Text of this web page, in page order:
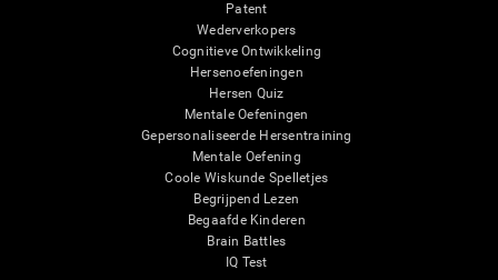
Patent
Wederverkopers
Cognitieve Ontwikkeling
Hersenoefeningen
Hersen Quiz
Mentale Oefeningen
Gepersonaliseerde Hersentraining
Mentale Oefening
Coole Wiskunde Spelletjes
Begrijpend Lezen
Begaafde Kinderen
Brain Battles
IQ Test